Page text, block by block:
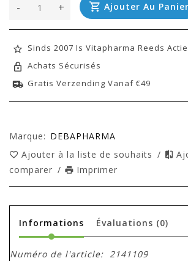
+
- Ajouter Au Panier
Sinds 2007 Is Vitapharma Reeds
Achats Sécurisés
Gratis Verzending Vanaf €49
Marque: DEBAPHARMA
Ajouter à la liste de souhaits /
comparer / Imprimer
Informations Évaluations (0)
Numéro de l'article: 2141109